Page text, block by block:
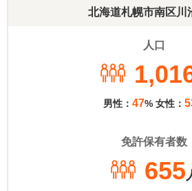
北海道札幌市南区川
人口
男性： 47% 女性：
免許保有者数
655